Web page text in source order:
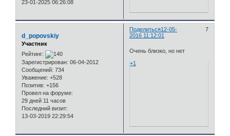
23-01-2025 06:26:08
Поделиться 7
12-05-
2016 11:12:01
d_popovskiy
Участник
Рейтинг:
Зарегистрирован: 06-04-2012
Сообщений: 734
Уважение: +528
Позитив: +156
Провел на форуме:
29 дней 11 часов
Последний визит:
13-03-2019 22:29:54
Очень близко, но нет
+1